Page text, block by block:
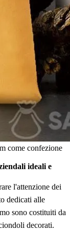
come confezione
ideali e
l'attenzione dei
dedicati alle
sono costituiti da
decorati.